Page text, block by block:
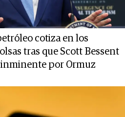
cotiza en los
tras que Scott Bessent
por Ormuz